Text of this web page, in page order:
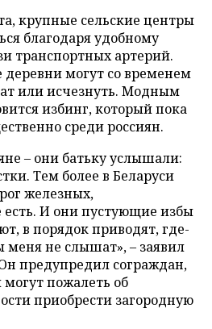
крупные сельские центры
благодаря удобному
транспортных артерий.
могут со временем
или исчезнуть. Модным
избинг, который пока
среди россиян.
– они батьку услышали:
Тем более в Беларуси
железных,
есть. И они пустующие избы
в порядок приводят, где-
меня не слышат», – заявил
предупредил сограждан,
пожалеть об
приобрести загородную